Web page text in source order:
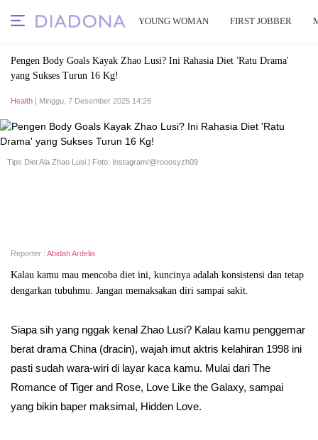
YOUNG WOMAN FIRST JOBBER
Pengen Body Goals Kayak Zhao Lusi? Ini Rahasia Diet 'Ratu Drama'
yang Sukses Turun 16 Kg!
Health | Minggu, 7 Desember 2025 14:26
Tips Diet Ala Zhao Lusi | Foto: Instagram/@rooosyzh09
Reporter : Abidah Ardelia
Kalau kamu mau mencoba diet ini, kuncinya adalah konsistensi dan tetap
dengarkan tubuhmu. Jangan memaksakan diri sampai sakit.
Siapa sih yang nggak kenal Zhao Lusi? Kalau kamu penggemar
berat drama China (dracin), wajah imut aktris kelahiran 1998 ini
pasti sudah wara-wiri di layar kaca kamu. Mulai dari The
Romance of Tiger and Rose, Love Like the Galaxy, sampai
yang bikin baper maksimal, Hidden Love.